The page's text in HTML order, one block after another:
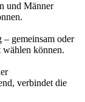
und Männer
gemeinsam oder
wählen können.
verbindet die